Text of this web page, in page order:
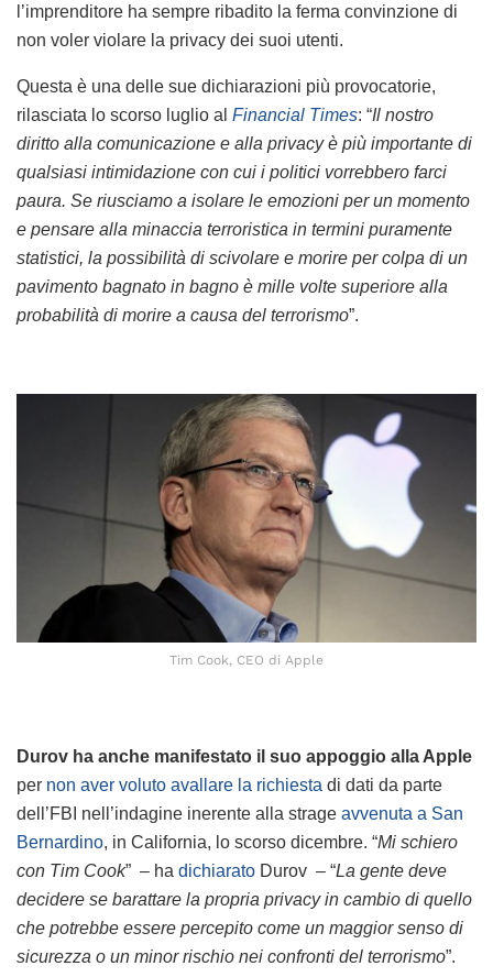
l’imprenditore ha sempre ribadito la ferma convinzione di
non voler violare la privacy dei suoi utenti.
Questa è una delle sue dichiarazioni più provocatorie,
rilasciata lo scorso luglio al Financial Times: “Il nostro
diritto alla comunicazione e alla privacy è più importante di
qualsiasi intimidazione con cui i politici vorrebbero farci
paura. Se riusciamo a isolare le emozioni per un momento
e pensare alla minaccia terroristica in termini puramente
statistici, la possibilità di scivolare e morire per colpa di un
pavimento bagnato in bagno è mille volte superiore alla
probabilità di morire a causa del terrorismo”.
Tim Cook, CEO di Apple
Durov ha anche manifestato il suo appoggio alla Apple
per non aver voluto avallare la richiesta di dati da parte
dell’FBI nell’indagine inerente alla strage avvenuta a San
Bernardino, in California, lo scorso dicembre. “Mi schiero
con Tim Cook” – ha dichiarato Durov – “La gente deve
decidere se barattare la propria privacy in cambio di quello
che potrebbe essere percepito come un maggior senso di
sicurezza o un minor rischio nei confronti del terrorismo”.